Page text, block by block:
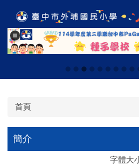
主
要
內
區
首頁
簡介
字體大